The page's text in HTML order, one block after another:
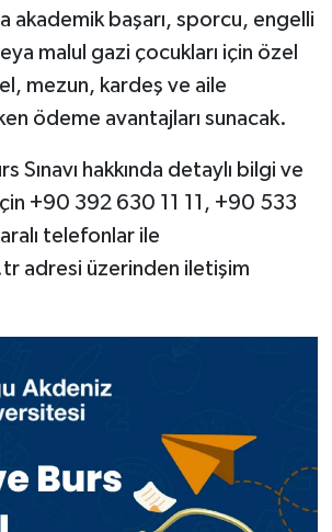
akademik başarı, sporcu, engelli
malul gazi çocukları için özel
mezun, kardeş ve aile
ödeme avantajları sunacak.
Sınavı hakkında detaylı bilgi ve
+90 392 630 11 11, +90 533
telefonlar ile
adresi üzerinden iletişim